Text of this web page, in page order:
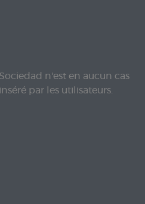
n'est en aucun cas
par les utilisateurs.